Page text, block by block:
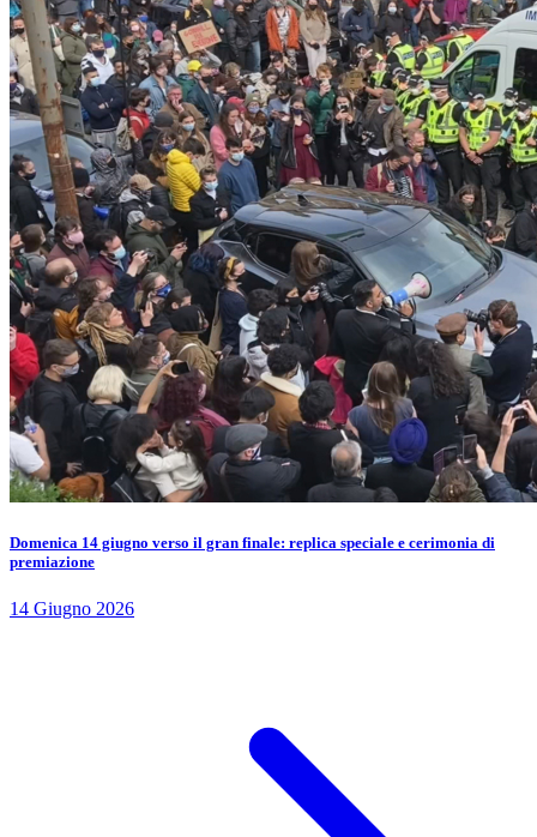
Domenica 14 giugno verso il gran finale: replica speciale e cerimonia di
premiazione
14 Giugno 2026